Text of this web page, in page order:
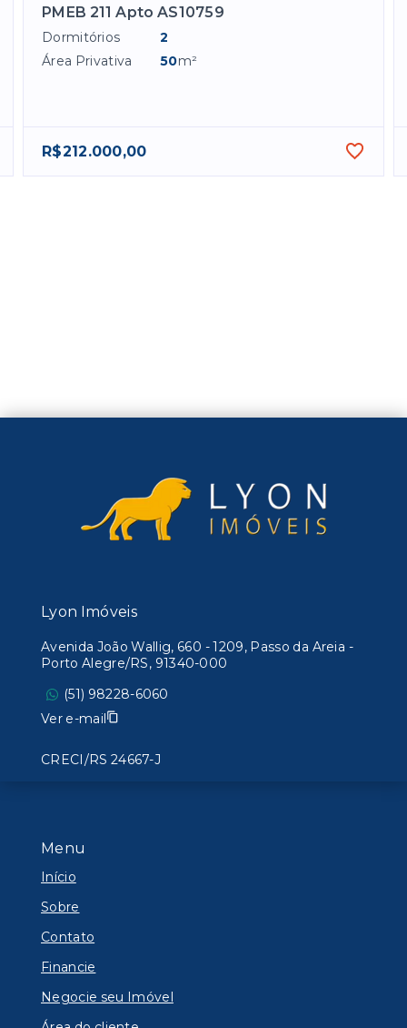
PMEB 211 Apto AS10759
Dormitórios
2
Área Privativa
50m²
R$212.000,00
Menu
Início
Sobre
Contato
Financie
Negocie seu Imóvel
Lyon Imóveis
Avenida João Wallig, 660 - 1209, Passo da Areia -
Porto Alegre/RS, 91340-000
(51) 98228-6060
Ver e-mail
CRECI/RS 24667-J